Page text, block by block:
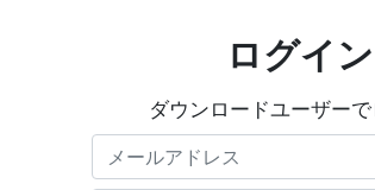
ログイン
ダウンロードユーザー